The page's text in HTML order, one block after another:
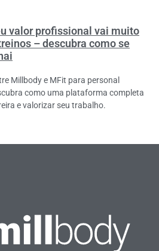
valor profissional vai muito
– descubra como se
Millbody e MFit para personal
como uma plataforma completa
e valorizar seu trabalho.